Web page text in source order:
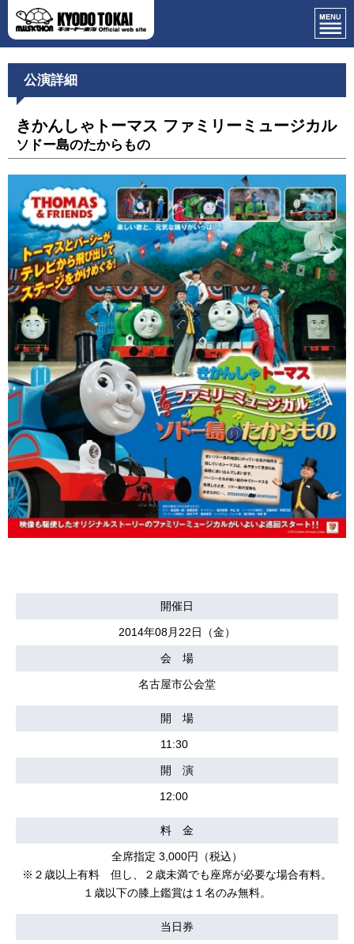
公演詳細
きかんしゃトーマス ファミリーミュージカル
ソドー島のたからもの
開催日
2014年08月22日（金）
会 場
名古屋市公会堂
開 場
11:30
開 演
12:00
料 金
全席指定 3,000円（税込）
※２歳以上有料 但し、２歳未満でも座席が必要な場合有料。
１歳以下の膝上鑑賞は１名のみ無料。
当日券